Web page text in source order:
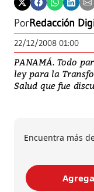
PorRedacción
22/12/2008 01:00
PANAMÁ. Todo
ley para la
Salud que fue
Encuentra más